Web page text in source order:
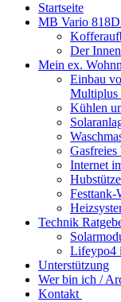
Startseite
MB Vario
Der
Mein ex.
Einbau
Multiplus
Kühlen
Internet
Technik
Lifeypo4
Unterstützung
Wer bin ich /
Kontakt